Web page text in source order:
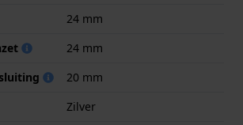
24 mm
24 mm
20 mm
Zilver